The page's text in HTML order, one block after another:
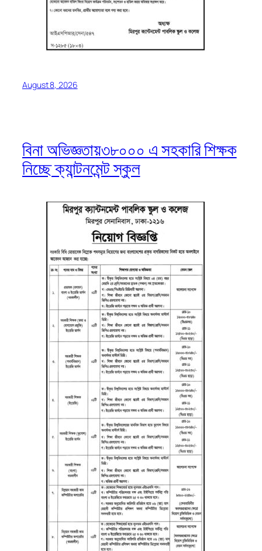
August 8, 2026
বিনা অভিজ্ঞতায়৩৮০০০ এ সহকারি শিক্ষক
নিচ্ছে ক্যান্টনমেন্ট স্কুল